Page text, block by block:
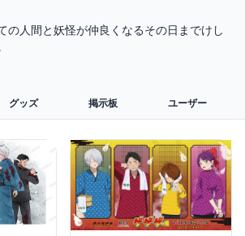
の人間と妖怪が仲良くなるその日までけし
グッズ 掲示板 ユーザー